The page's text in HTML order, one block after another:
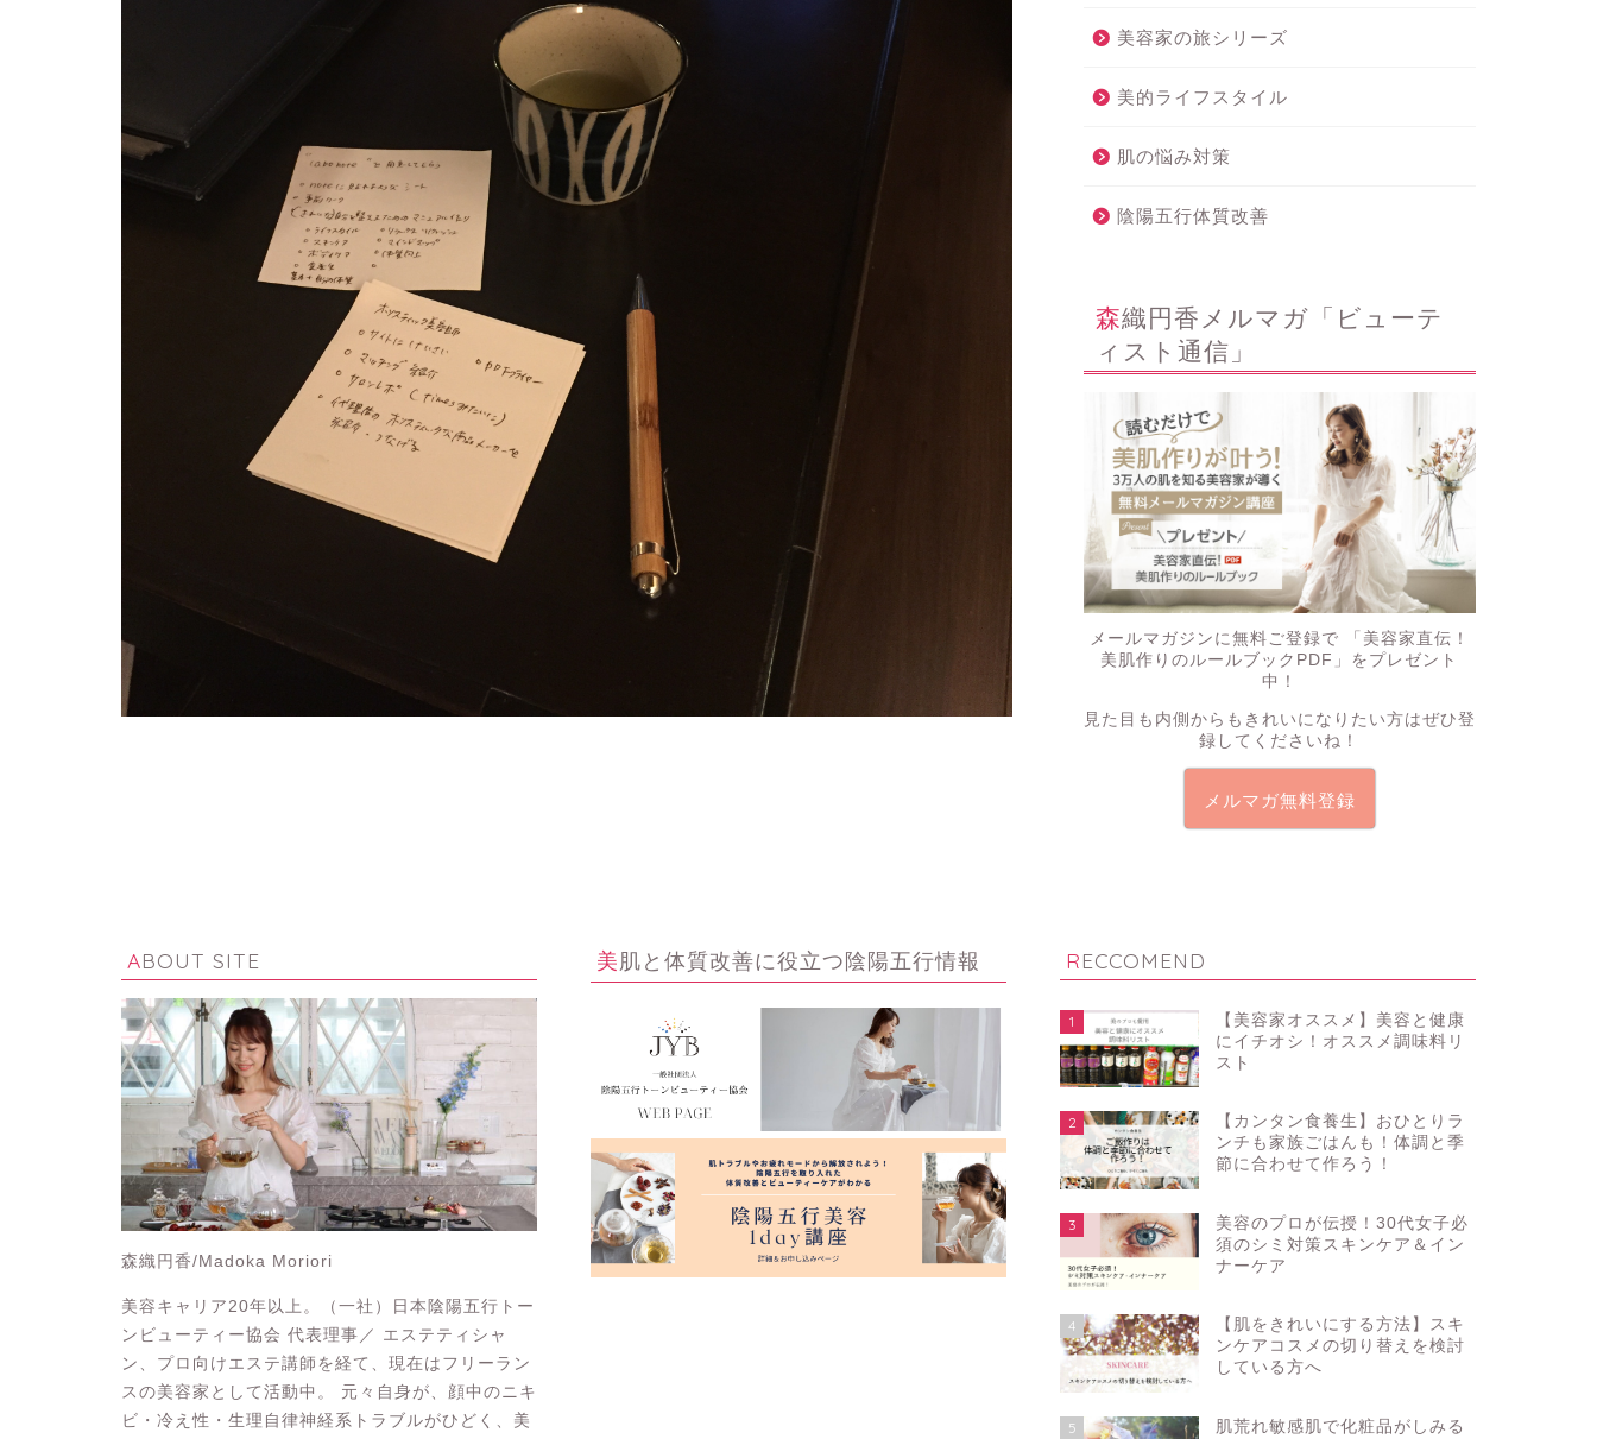
美容家の旅シリーズ
美的ライフスタイル
肌の悩み対策
陰陽五行体質改善
森織円香メルマガ「ビューテ
ィスト通信」
メールマガジンに無料ご登録で
「美容家直伝！
美肌作りのルールブックPDF」 をプレゼント
中！
見た目も内側からもきれいになりたい方はぜひ登
録してくださいね！
メルマガ無料登録
ABOUT SITE
森織円香/Madoka Moriori
美容キャリア20年以上。（一社）日本陰陽五行トー
ンビューティー協会 代表理事／ エステティシャ
ン、プロ向けエステ講師を経て、現在はフリーラン
スの美容家として活動中。 元々自身が、顔中のニキ
ビ・冷え性・生理自律神経系トラブルがひどく、美
美肌と体質改善に役立つ陰陽五行情報 RECCOMEND
1
【美容家オススメ】美容と健康
にイチオシ！オススメ調味料リ
スト
2
【カンタン食養生】おひとりラ
ンチも家族ごはんも！体調と季
節に合わせて作ろう！
3
美容のプロが伝授！30代女子必
須のシミ対策スキンケア＆イン
ナーケア
4
【肌をきれいにする方法】スキ
ンケアコスメの切り替えを検討
している方へ
5 肌荒れ敏感肌で化粧品がしみる